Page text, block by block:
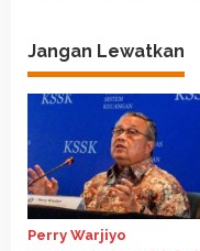
Jangan Lewatkan
Perry Warjiyo